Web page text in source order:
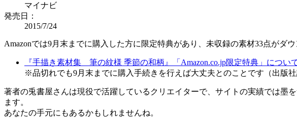
マイナビ
発売日：
2015/7/24
Amazonでは9月末までに購入した方に限定特典があり、未収録の素材33点がダ
『手描き素材集 筆の紋様 季節の和柄』「Amazon.co.jp限定特典」につい
※品切れでも9月末までに購入手続きを行えば大丈夫とのことです（出版社
著者の兎書屋さんは現役で活躍しているクリエイターで、サイトの実績では墨
ます。
あなたの手元にもあるかもしれませんね。